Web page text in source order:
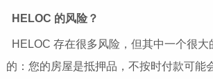
HELOC 的风险？
HELOC 存在很多风险，但其中一个很
的：您的房屋是抵押品，不按时付款可能